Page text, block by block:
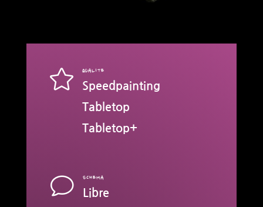
 QUALITE
Speedpainting
Tabletop
Tabletop+
v SCHEMA
Libre